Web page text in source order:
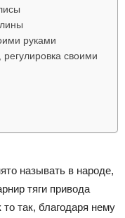
руками
своими
называть в народе,
тяги привода
так, благодаря нему